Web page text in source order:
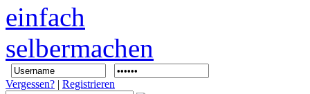
Vergessen? | Registrieren